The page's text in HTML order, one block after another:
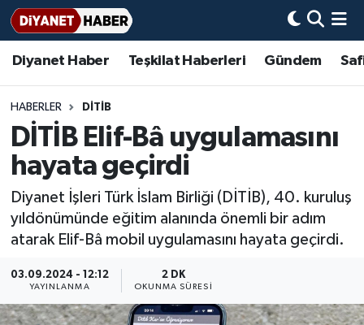
Diyanet Haber Teşkilat Haberleri Gündem
HABERLER DİTİB
DİTİB Elif-Bâ uygulamasını
hayata geçirdi
Diyanet İşleri Türk İslam Birliği (DİTİB), 40. kuruluş
yıldönümünde eğitim alanında önemli bir adım
atarak Elif-Bâ mobil uygulamasını hayata geçirdi.
03.09.2024 - 12:12
YAYINLANMA
2 DK
OKUNMA SÜRESI
Diyanet Haber
Teşkilat Haberleri
Adana Müftülüğü
Adıyaman Müftülüğü
Afyonkarahisar Müftülüğü
Ağrı Müftülüğü
Aksaray Müftülüğü
Amasya Müftülüğü
Ankara Müftülüğü
Gündem
#Keşfet
Bir Ayet
Bir Hikaye
Biyografiler
Dini kavramlar
Diyanet Bilgi
Diyanet Takvimi
Dualar
Basında Bugün
DİYANET eKİTAP
Diyanet Dergi
Aile Dergisi
Aylık Dergi
İmam Hatip Okulları
Başmakale
Hadis-i Şerifler
Hayat Okumaları
Nöbetçi Eczaneler
Hava Durumu
Ankara Namaz Vakitleri
Trafik Durumu
Süper Lig Puan Durumu ve Fikstür
Tüm Manşetler
Son Dakika Haberleri